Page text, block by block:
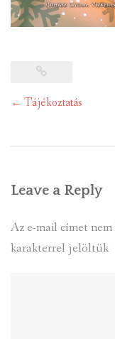
Post
← Tájékoztatás
Leave a Reply
Az e-mail címet nem
karakterrel jelöltük